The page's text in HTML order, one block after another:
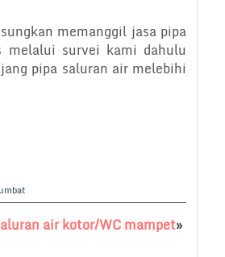
memanggil jasa pipa
melalui survei kami dahulu
pipa saluran air melebihi
air kotor/WC mampet»